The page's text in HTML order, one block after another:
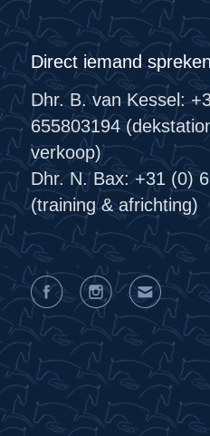
Direct iemand
Dhr. B. van Kessel:
655803194
verkoop)
Dhr. N. Bax: +31 (0)
(training & africhting)